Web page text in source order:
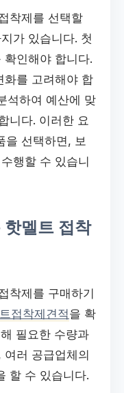
착제를 선택할
가 있습니다. 첫
인해야 합니다.
화를 고려해야 합
석하여 예산에 맞
니다. 이러한 요
을 선택하면, 보
행할 수 있습니
멜트 접착
착제를 구매하기
접착제견적을 확
필요한 수량과
러 공급업체의
할 수 있습니다.